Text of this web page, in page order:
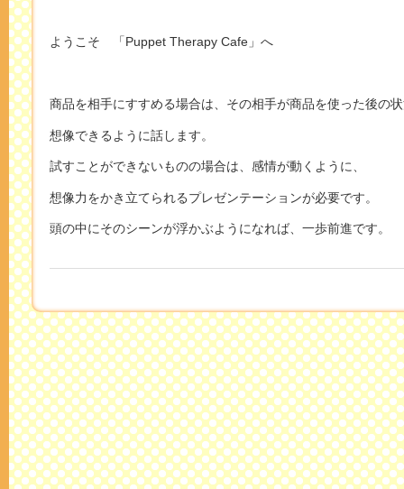
ようこそ 「Puppet Therapy Cafe」へ
商品を相手にすすめる場合は、その相手が商品を使った後の
想像できるように話します。
試すことができないものの場合は、感情が動くように、
想像力をかき立てられるプレゼンテーションが必要です。
頭の中にそのシーンが浮かぶようになれば、一歩前進です。